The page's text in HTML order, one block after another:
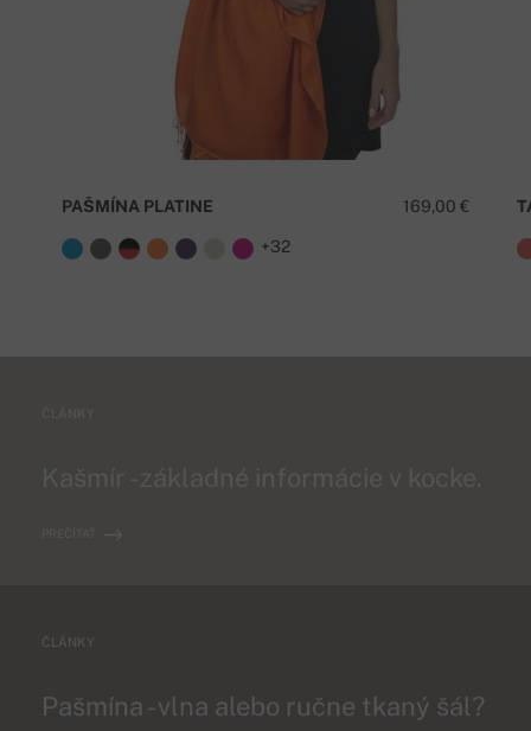
169,00 €
PAŠMÍNA PLATINE
+32
ČLÁNKY
Pašmína - vlna alebo ručne tkaný šál?